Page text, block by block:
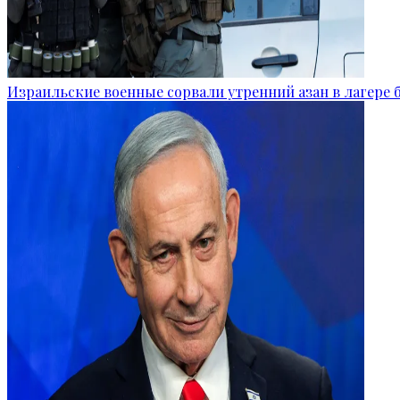
Израильские военные сорвали утренний азан в лагере